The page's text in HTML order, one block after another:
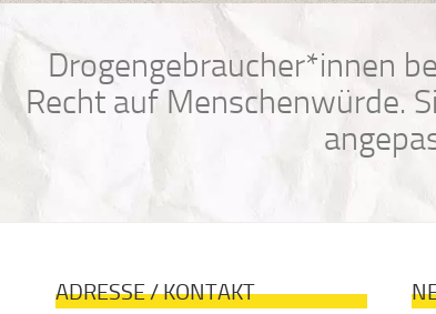
Drogengebraucher*innen
Recht auf Menschenwürde.
ADRESSE / KONTAKT